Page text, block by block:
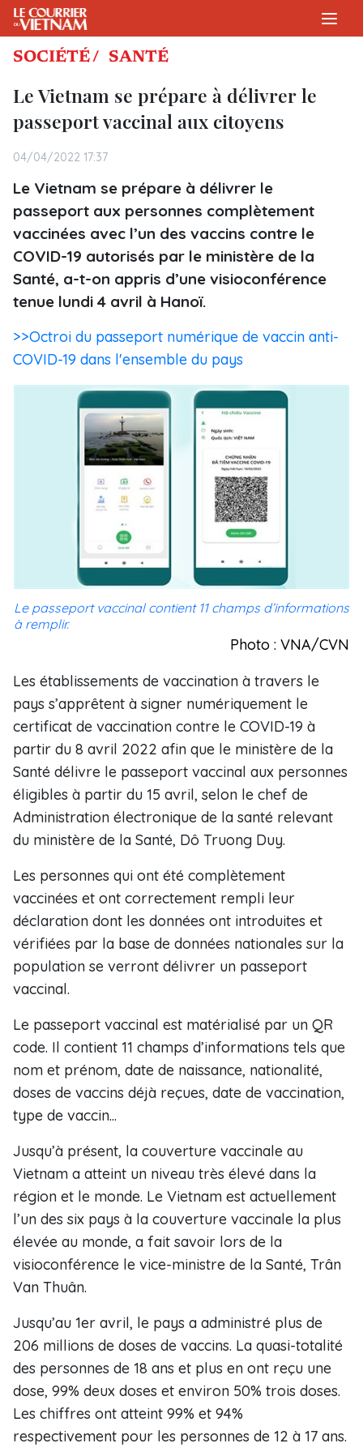
SOCIÉTÉ / SANTÉ
Le Vietnam se prépare à délivrer le
passeport vaccinal aux citoyens
04/04/2022 17:37
Le Vietnam se prépare à délivrer le
passeport aux personnes complètement
vaccinées avec l’un des vaccins contre le
COVID-19 autorisés par le ministère de la
Santé, a-t-on appris d’une visioconférence
tenue lundi 4 avril à Hanoï.
>>Octroi du passeport numérique de vaccin anti-
COVID-19 dans l'ensemble du pays
Le passeport vaccinal contient 11 champs d’informations
à remplir.
Photo : VNA/CVN
Les établissements de vaccination à travers le
pays s’apprêtent à signer numériquement le
certificat de vaccination contre le COVID-19 à
partir du 8 avril 2022 afin que le ministère de la
Santé délivre le passeport vaccinal aux personnes
éligibles à partir du 15 avril, selon le chef de
Administration électronique de la santé relevant
du ministère de la Santé, Dô Truong Duy.
Les personnes qui ont été complètement
vaccinées et ont correctement rempli leur
déclaration dont les données ont introduites et
vérifiées par la base de données nationales sur la
population se verront délivrer un passeport
vaccinal.
Le passeport vaccinal est matérialisé par un QR
code. Il contient 11 champs d’informations tels que
nom et prénom, date de naissance, nationalité,
doses de vaccins déjà reçues, date de vaccination,
type de vaccin...
Jusqu’à présent, la couverture vaccinale au
Vietnam a atteint un niveau très élevé dans la
région et le monde. Le Vietnam est actuellement
l’un des six pays à la couverture vaccinale la plus
élevée au monde, a fait savoir lors de la
visioconférence le vice-ministre de la Santé, Trân
Van Thuân.
Jusqu’au 1er avril, le pays a administré plus de
206 millions de doses de vaccins. La quasi-totalité
des personnes de 18 ans et plus en ont reçu une
dose, 99% deux doses et environ 50% trois doses.
Les chiffres ont atteint 99% et 94%
respectivement pour les personnes de 12 à 17 ans.